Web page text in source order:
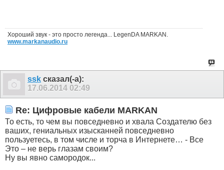
Хороший звук - это просто легенда... LegenDA MARKAN.
www.markanaudio.ru
ssk сказал(-а):
17.06.2014 02:49
Re: Цифровые кабели MARKAN
То есть, то чем вы повседневно и хвала Создателю без
ваших, гениальных изысканней повседневно
пользуетесь, в том числе и торча в Интернете… - Все
Это – не верь глазам своим?
Ну вы явно самородок...